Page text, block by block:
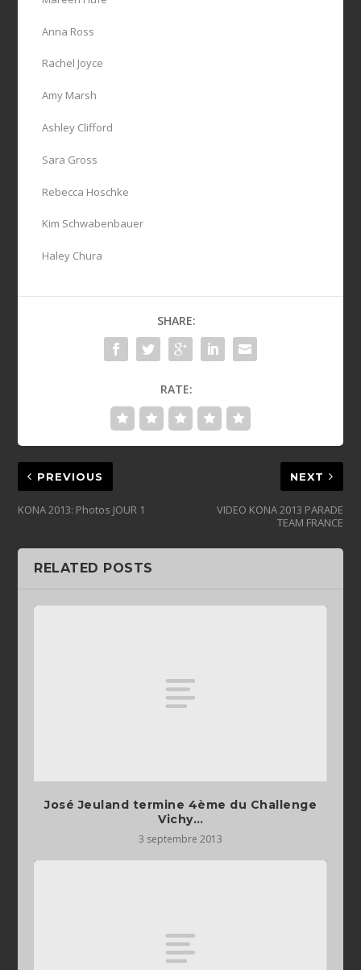
Anna Ross
Rachel Joyce
Amy Marsh
Ashley Clifford
Sara Gross
Rebecca Hoschke
Kim Schwabenbauer
Haley Chura
SHARE:
RATE:
PREVIOUS
KONA 2013: Photos JOUR 1
NEXT
VIDEO KONA 2013 PARADE
TEAM FRANCE
RELATED POSTS
José Jeuland termine 4ème du Challenge
Vichy…
3 septembre 2013